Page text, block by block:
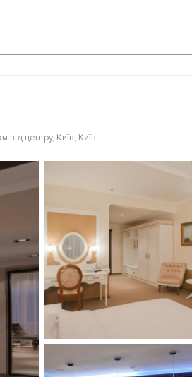
від центру, Київ, Київ